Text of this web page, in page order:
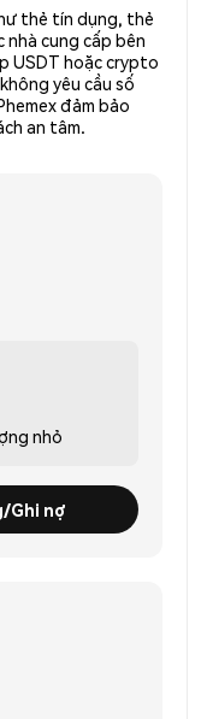
thẻ tín dụng, thẻ
nhà cung cấp bên
USDT hoặc crypto
yêu cầu số
đảm bảo
an tâm.
nhỏ
Ghi nợ